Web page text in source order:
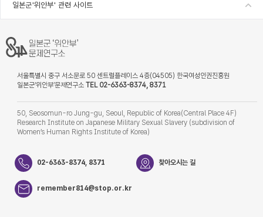
일본군'위안부' 관련 사이트
서울특별시 중구 서소문로 50 센트럴플레이스 4층(04505) 한국여성인권진흥원
일본군‘위안부’문제연구소 TEL 02-6363-8374, 8371
50, Seosomun-ro Jung-gu, Seoul, Republic of Korea(Central Place 4F)
Research Institute on Japanese Military Sexual Slavery (subdivision of
Women’s Human Rights Institute of Korea)
02-6363-8374, 8371 찾아오시는 길
remember814@stop.or.kr